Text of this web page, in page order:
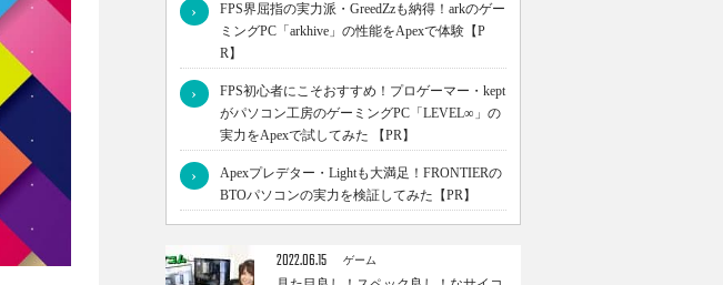
›
FPS界屈指の実力派・GreedZzも納得！arkのゲー
ミングPC「arkhive」の性能をApexで体験【P
R】
›
FPS初心者にこそおすすめ！プロゲーマー・kept
がパソコン工房のゲーミングPC「LEVEL∞」の
実力をApexで試してみた 【PR】
›
Apexプレデター・Lightも大満足！FRONTIERの
BTOパソコンの実力を検証してみた【PR】
2022.06.15 ゲーム